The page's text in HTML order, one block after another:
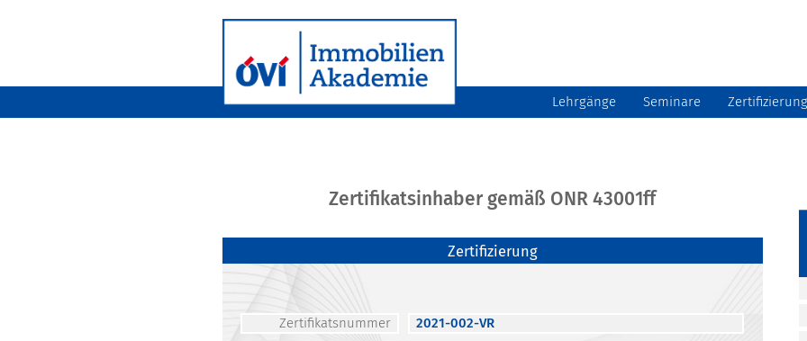
Lehrgänge Seminare Zertifizierung
Zertifikatsinhaber gemäß ONR 43001ff
Zertifizierung
Zertifikatsnummer
2021-002-VR